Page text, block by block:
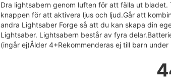
Dra lightsabern genom luften för att fälla ut bladet.
knappen för att aktivera ljus och ljud.Går att
andra Lightsaber Forge så att du kan skapa din
Lightsaber. Lightsabern består av fyra
(ingår ej)Ålder 4+Rekommenderas ej till barn under